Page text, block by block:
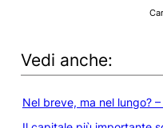
Vedi anche:
Nel breve, ma nel lungo?